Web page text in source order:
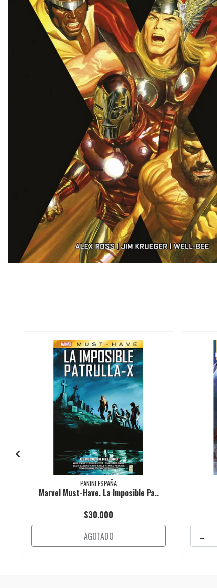
PANINI ESPAÑA
Marvel Must-Have. La Imposible Pa..
$30.000
AGOTADO
-